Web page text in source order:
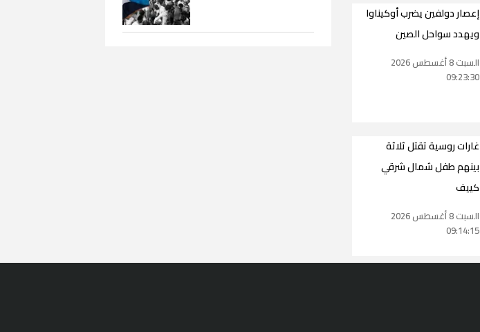
إعصار دولفين يضرب أوكيناوا
ويهدد سواحل الصين
السبت 8 أغسطس 2026
09:23:30
غارات روسية تقتل ثلاثة
بينهم طفل شمال شرقي
كييف
السبت 8 أغسطس 2026
09:14:15